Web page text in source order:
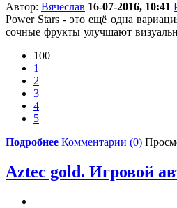
Автор: Вячеслав 16-07-2016, 10:41
Power Stars - это ещё одна
сочные фрукты улучшают
100
1
2
3
4
5
Подробнее Комментарии (0)
Aztec gold. Игровой